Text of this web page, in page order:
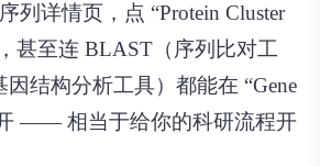
列详情页，点 “Protein Cluster
甚至连 BLAST（序列比对工
结构分析工具）都能在 “Gene
—— 相当于给你的科研流程开